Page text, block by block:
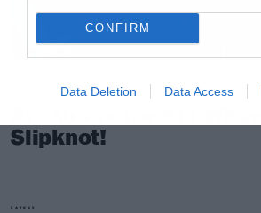
CONFIRM
Data Deletion Data Access
Slipknot!
LATEST